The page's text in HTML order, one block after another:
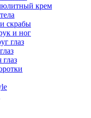
крем
скрабы
и ног
глаз